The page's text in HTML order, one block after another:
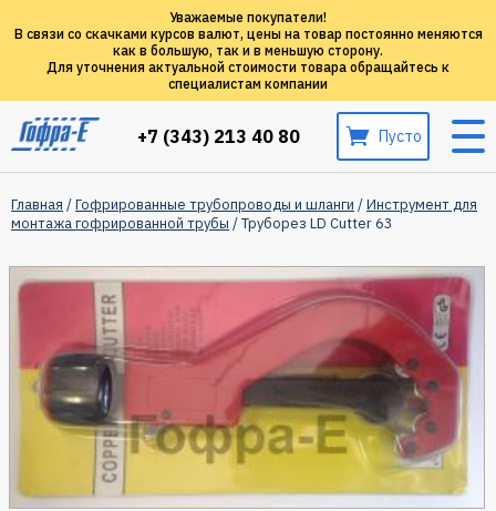
Уважаемые покупатели!
В связи со скачками курсов валют, цены на товар постоянно меняются
как в большую, так и в меньшую сторону.
Для уточнения актуальной стоимости товара обращайтесь к
специалистам компании
+7 (343) 213 40 80 Пусто
Главная /Гофрированные трубопроводы и шланги /Инструмент для
монтажа гофрированной трубы / Труборез LD Cutter 63